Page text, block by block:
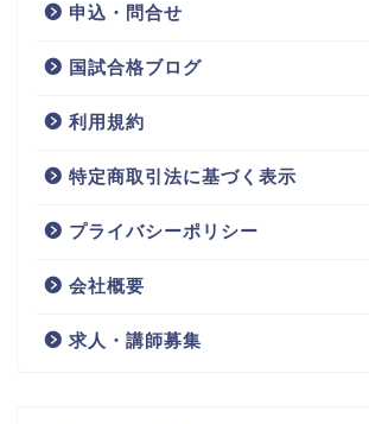
申込・問合せ
国試合格ブログ
利用規約
特定商取引法に基づく表示
プライバシーポリシー
会社概要
求人・講師募集